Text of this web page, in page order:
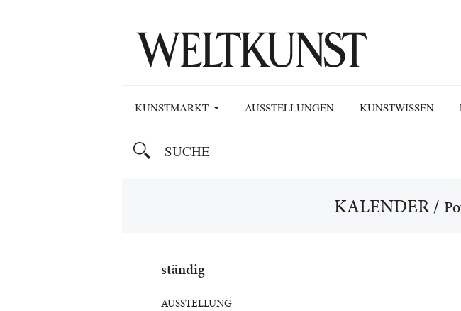
KUNSTMARKT AUSSTELLUNGEN KUNSTWISSEN
KALENDER/
ständig
AUSSTELLUNG